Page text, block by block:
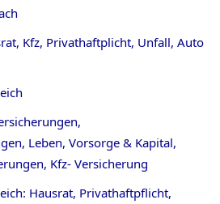
Kfz, Privathaftplicht, Unfall, Auto
Leben, Vorsorge & Kapital,
Kfz- Versicherung
Hausrat, Privathaftpflicht,